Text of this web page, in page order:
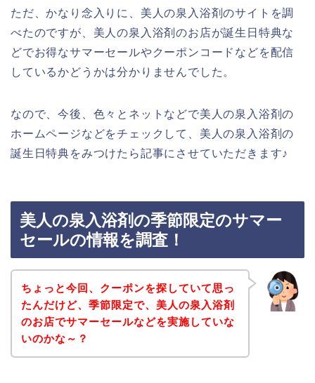
ただ、かなり念入りに、美人の泉入浴剤のサイトを調
べたのですが、美人の泉入浴剤のお店が誕生日特典な
どでお得なサマーセールやクーポンコードなどを配信
しているかどうかは分かりませんでした。
なので、今後、色々とネットなどで美人の泉入浴剤の
ホームページなどをチェックして、美人の泉入浴剤の
誕生日特典をみつけたら記事にさせていただきます♪
美人の泉入浴剤の季節限定のサマー
セールの情報を調査！
ちょっと今回、クーポンを探していて思っ
たんだけど、季節限定で、美人の泉入浴剤
のお店でサマーセールなどを実施していな
いのかな～？